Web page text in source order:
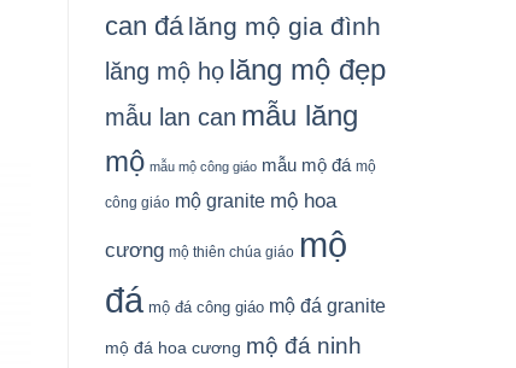
can đá lăng mộ gia đình
lăng mộ họ lăng mộ đẹp
mẫu lan can mẫu lăng
mộ mẫu mộ công giáo mẫu mộ đá mộ
công giáo mộ granite mộ hoa
cương mộ thiên chúa giáo mộ
đá mộ đá công giáo mộ đá granite
mộ đá hoa cương mộ đá ninh